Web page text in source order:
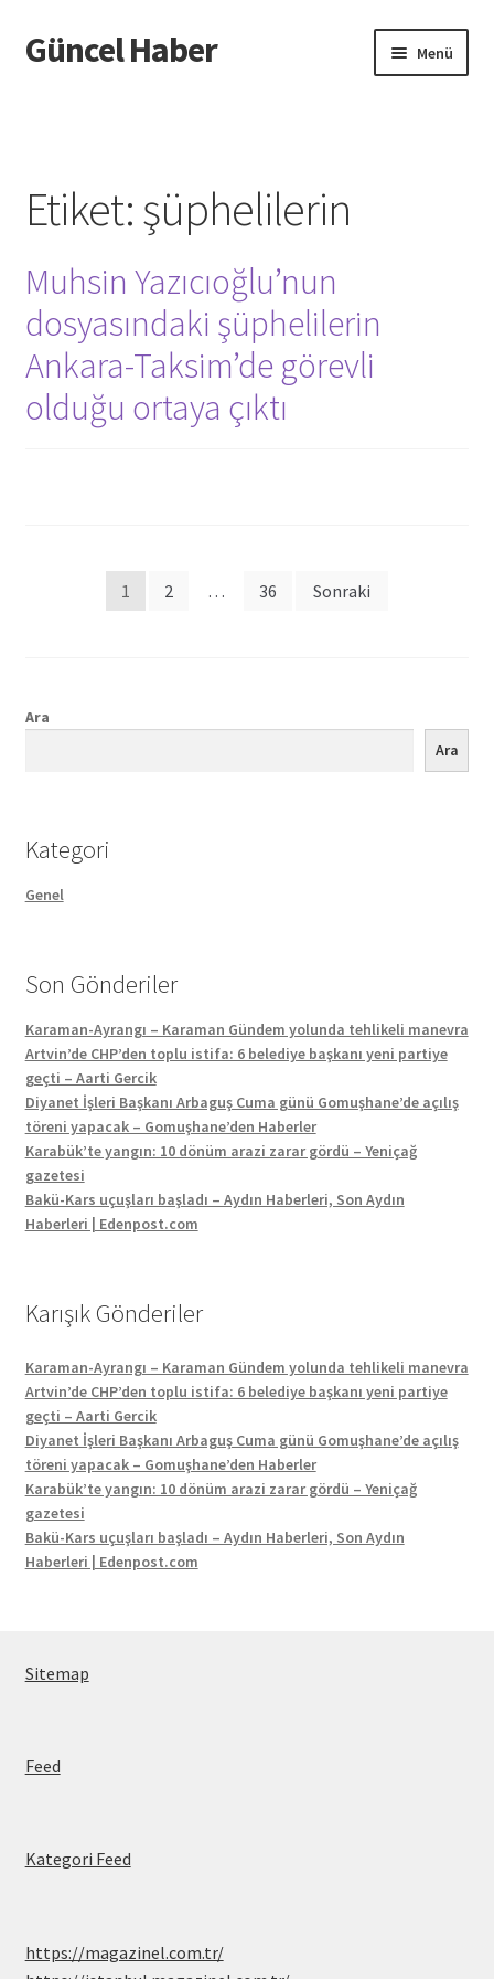
Dolaşıma
geç
İçeriğe
geç
Güncel Haber Menü
Etiket:şüphelilerin
Muhsin Yazıcıoğlu’nun
dosyasındaki şüphelilerin
Ankara-Taksim’de görevli
olduğu ortaya çıktı
1 2 … 36 Sonraki
Ara
Ara
Kategori
Genel
Son Gönderiler
Karaman-Ayrangı – Karaman Gündem yolunda tehlikeli manevra
Artvin’de CHP’den toplu istifa: 6 belediye başkanı yeni partiye
geçti – Aarti Gercik
Diyanet İşleri Başkanı Arbaguş Cuma günü Gomuşhane’de açılış
töreni yapacak – Gomuşhane’den Haberler
Karabük’te yangın: 10 dönüm arazi zarar gördü – Yeniçağ
gazetesi
Bakü-Kars uçuşları başladı – Aydın Haberleri, Son Aydın
Haberleri | Edenpost.com
Karışık Gönderiler
Karaman-Ayrangı – Karaman Gündem yolunda tehlikeli manevra
Artvin’de CHP’den toplu istifa: 6 belediye başkanı yeni partiye
geçti – Aarti Gercik
Diyanet İşleri Başkanı Arbaguş Cuma günü Gomuşhane’de açılış
töreni yapacak – Gomuşhane’den Haberler
Karabük’te yangın: 10 dönüm arazi zarar gördü – Yeniçağ
gazetesi
Bakü-Kars uçuşları başladı – Aydın Haberleri, Son Aydın
Haberleri | Edenpost.com
Sitemap
Feed
Kategori Feed
https://magazinel.com.tr/